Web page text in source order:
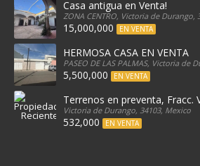
Casa antigua en Venta!
ZONA CENTRO, Victoria de Durango,
15,000,000 EN VENTA
HERMOSA CASA EN VENTA
PASEO DE LAS PALMAS, Victoria de
5,500,000 EN VENTA
Terrenos en preventa, Fracc.
Victoria de Durango, 34103, Mexico
532,000 EN VENTA